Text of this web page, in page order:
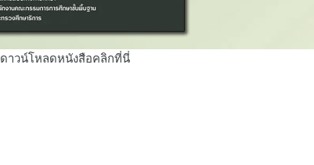
ดาวน์โหลดหนังสือคลิกที่นี่